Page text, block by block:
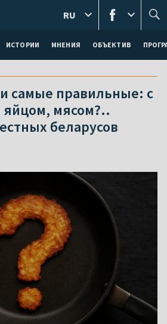
ИСТОРИИ МНЕНИЯ ОБЪЕКТИВ
RU
самые правильные: с
мясом?..
беларусов